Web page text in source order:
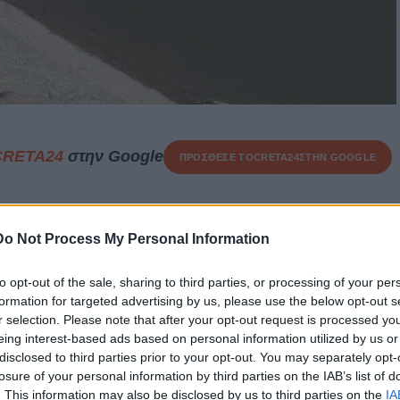
Not Process My Personal Information
opt-out of the sale, sharing to third parties, or processing of your
for targeted advertising by us, please use the below opt-out
selection. Please note that after your opt-out request is processed
interest-based ads based on personal information utilized by us
to third parties prior to your opt-out. You may separately
of your personal information by third parties on the IAB’s list of
This information may also be disclosed by us to third parties on the
στην Google ΠΡΟΣΘΕΣΕ ΤΟCRETA24ΣΤΗΝ GOOGLE
του 10χρονου παιδιού στις Σέρρες,
εξέτασης δείχνουν ότι στη σορό εντοπίστηκαν ενδείξεις
πνιγμό. Τα στοιχεία αυτά εξετάζονται με ιδιαίτερη
να διαπιστωθούν με ακρίβεια οι συνθήκες
το παιδί.
η μητέρα του 10χρονου αφέθηκε ελεύθερη, ενώ
για ρευματοκλοπή αναμένεται να οδηγηθεί ενώπιον του